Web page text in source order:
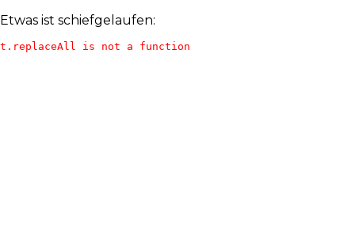
Etwas ist schiefgelaufen:
t.replaceAll is not a function